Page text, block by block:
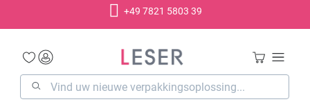
+49 7821 5803 39